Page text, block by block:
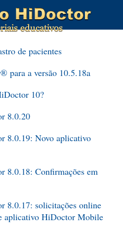
de pacientes
para a versão 10.5.18a
10?
8.0.20
8.0.19: Novo aplicativo
8.0.18: Confirmações em
8.0.17: solicitações online
aplicativo HiDoctor Mobile